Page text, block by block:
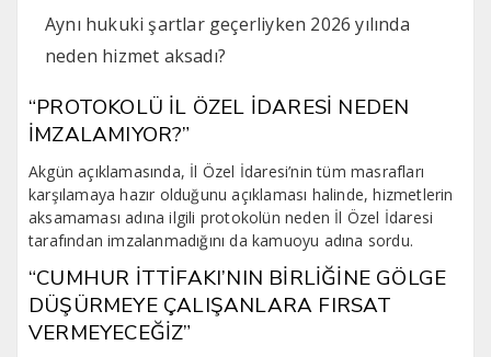
Aynı hukuki şartlar geçerliyken 2026 yılında
neden hizmet aksadı?
“PROTOKOLÜ İL ÖZEL İDARESİ NEDEN
İMZALAMIYOR?”
Akgün açıklamasında, İl Özel İdaresi’nin tüm masrafları
karşılamaya hazır olduğunu açıklaması halinde, hizmetlerin
aksamaması adına ilgili protokolün neden İl Özel İdaresi
tarafından imzalanmadığını da kamuoyu adına sordu.
“CUMHUR İTTİFAKI’NIN BİRLİĞİNE GÖLGE
DÜŞÜRMEYE ÇALIŞANLARA FIRSAT
VERMEYECEĞİZ”